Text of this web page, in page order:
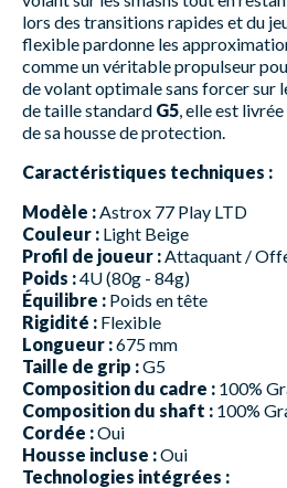
lors des transitions rapides et du
flexible pardonne les
comme un véritable propulseur
de volant optimale sans forcer sur
de taille standard G5 , elle est
de sa housse de protection.
Caractéristiques techniques :
Modèle : Astrox 77 Play LTD
Couleur : Light Beige
Profil de joueur : Attaquant /
Poids :4U (80g - 84g)
Équilibre : Poids en tête
Rigidité : Flexible
Longueur :675 mm
Taille de grip :G5
Composition du cadre : 100%
Composition du shaft : 100%
Cordée :Oui
Housse incluse :Oui
Technologies intégrées :